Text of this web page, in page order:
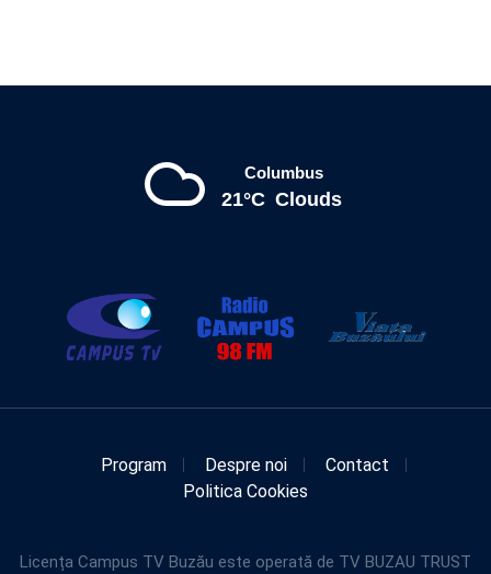
Columbus
21°C Clouds
Program Despre noi
Contact
Politica Cookies
Licența Campus TV Buzău este operată de TV BUZAU TRUST